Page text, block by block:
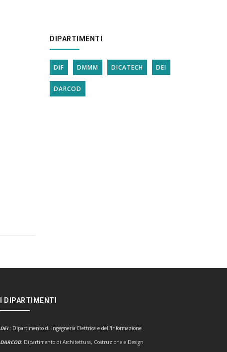
DIPARTIMENTI
DIF DMMM DICATECH DEI
DARCOD
I DIPARTIMENTI
DEI : Dipartimento di Ingegneria Elettrica e dell'Informazione
DARCOD: Dipartimento di Architettura, Costruzione e Design